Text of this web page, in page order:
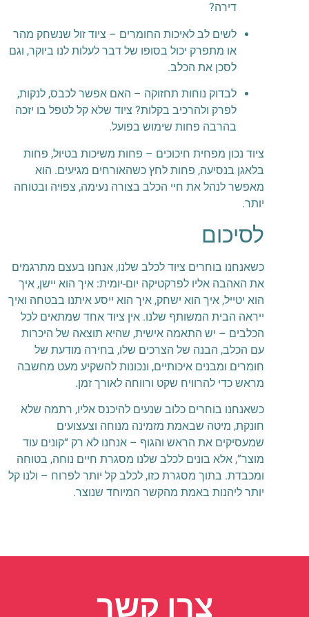
דירה?
לשים לב לאיכות החומרים – ציוד זול שנשחק מהר
או מתפרק יכול בסופו של דבר לעלות לנו ביוקר, וגם
לסכן את הכלב.
לבדוק נוחות תחזוקה – האם אפשר לכבס, לנקות,
לפרק ולהרכיב בקלות? ציוד שלא קל לטפל בו יזכה
בהרבה פחות שימוש בפועל.
ציוד נכון מפחית חיכוכים – פחות משיכות בטיול, פחות
בלאגן בנסיעה, פחות לחץ כשהאורחים מגיעים. הוא
מאפשר לנהל את חיי הכלב בצורה נעימה, צפויה ובטוחה
יותר.
לסיכום
כשאנחנו בוחרים ציוד לכלב שלנו, אנחנו בעצם מתרגמים
את האהבה אליו לפרקטיקה יום-יומית: איך הוא יישן, איך
הוא יטייל, איך הוא ישחק, איך הוא ייסע איתנו בבטחה ואיך
ייראה הבית המשותף שלנו. אין ציוד אחד שמתאים לכל
הכלבים – יש התאמה אישית, שהיא תוצאה של היכרות
עם הכלב, הבנה של הצרכים שלו, בחירה מודעת של
חומרים ומבנים איכותיים, ונכונות להשקיע מעט מחשבה
מראש כדי להרוויח שקט ורווחה לאורך זמן.
כשאנחנו בוחרים כלוב שנעים להיכנס אליו, רתמה שלא
חונקת, מיטה שבאמת מזמינה מנוחה וצעצועים
שמעסיקים את הראש והגוף – אנחנו לא רק “קונים עוד
מוצר”, אלא בונים לכלב שלנו מסגרת חיים נוחה, בטוחה
ומכבדת. בתוך מסגרת כזו, לכלב קל יותר לפרוח – ולנו קל
יותר ליהנות באמת מהקשר המיוחד שנוצר.
צרו קשר